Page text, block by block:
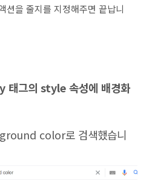
션을 줄지를 지정해주면 끝납니
태그의 style 속성에 배경화
color로 검색했습니